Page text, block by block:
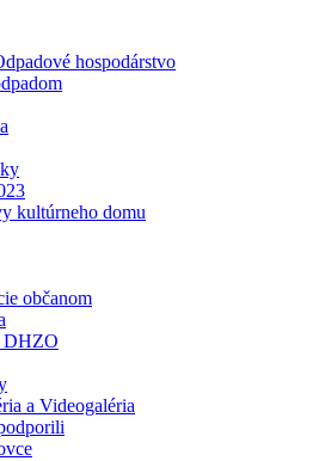
hospodárstvo
kultúrneho domu
občanom
DHZO
a Videogaléria